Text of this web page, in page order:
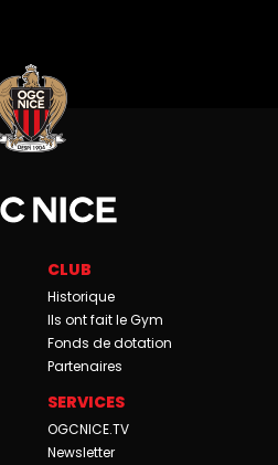
CLUB
Historique
Ils ont fait le Gym
Fonds de dotation
Partenaires
SERVICES
OGCNICE.TV
Newsletter